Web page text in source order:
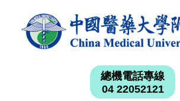
總機電話專線
04 22052121